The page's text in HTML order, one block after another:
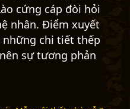
cứng cáp đòi hỏi
nhân. Điểm xuyết
những chi tiết thếp
sự tương phản